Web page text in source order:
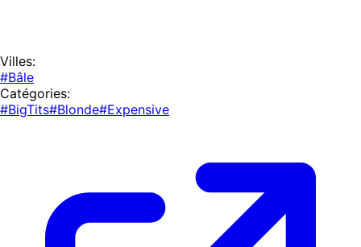
Villes:
#Bâle
Catégories:
#BigTits#Blonde#Expensive